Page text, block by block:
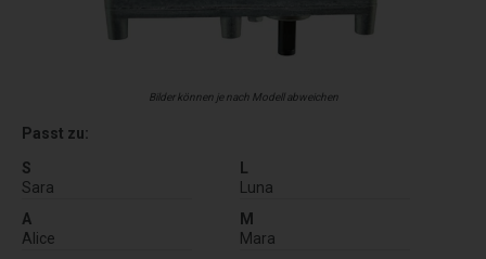
Bilder können je nach Modell abweichen
Passt zu:
S
Sara
A
Alice
L
Luna
M
Mara